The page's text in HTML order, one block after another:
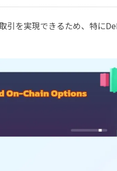
引を実現できるため、特に